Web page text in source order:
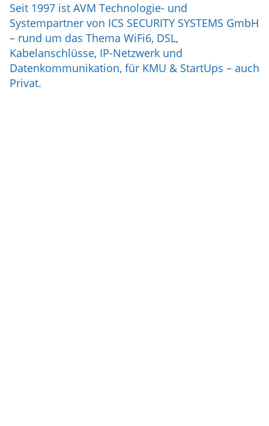
Seit 1997 ist AVM Technologie- und
Systempartner von ICS SECURITY SYSTEMS GmbH
– rund um das Thema WiFi6, DSL,
Kabelanschlüsse, IP-Netzwerk und
Datenkommunikation, für KMU & StartUps – auch
Privat.